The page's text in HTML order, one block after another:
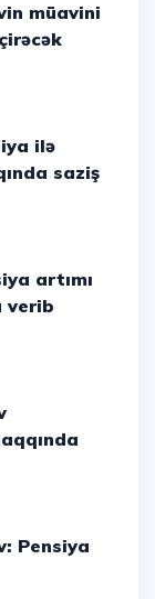
saziş
verib